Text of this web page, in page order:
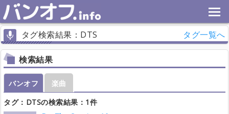
タグ検索結果：DTS タグ一覧へ
検索結果
バンオフ
楽曲
タグ：DTSの検索結果：1件